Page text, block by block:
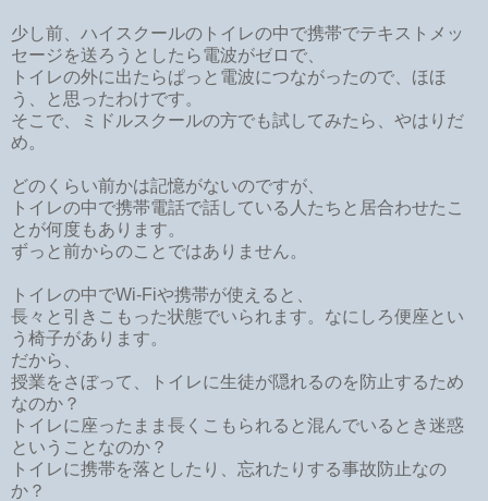
少し前、ハイスクールのトイレの中で携帯でテキストメッ
セージを送ろうとしたら電波がゼロで、
トイレの外に出たらぱっと電波につながったので、ほほ
う、と思ったわけです。
そこで、ミドルスクールの方でも試してみたら、やはりだ
め。
どのくらい前かは記憶がないのですが、
トイレの中で携帯電話で話している人たちと居合わせたこ
とが何度もあります。
ずっと前からのことではありません。
トイレの中でWi-Fiや携帯が使えると、
長々と引きこもった状態でいられます。なにしろ便座とい
う椅子があります。
だから、
授業をさぼって、トイレに生徒が隠れるのを防止するため
なのか？
トイレに座ったまま長くこもられると混んでいるとき迷惑
ということなのか？
トイレに携帯を落としたり、忘れたりする事故防止なの
か？